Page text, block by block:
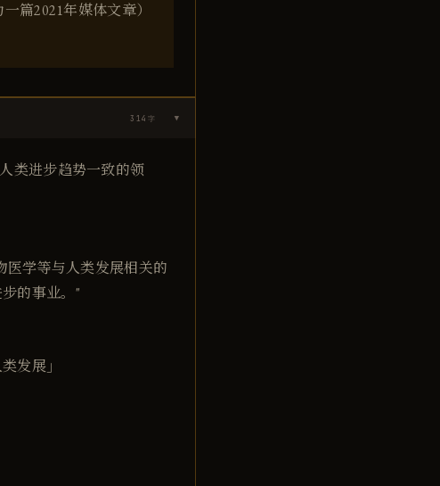
篇2021年媒体文章）
314字 ▶
类进步趋势一致的领
医学等与人类发展相关的
的事业。"
发展」